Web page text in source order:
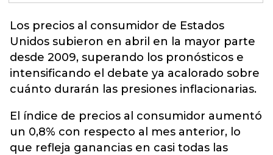
Los precios al consumidor de Estados
Unidos subieron en abril en la mayor parte
desde 2009, superando los pronósticos e
intensificando el debate ya acalorado sobre
cuánto durarán las presiones inflacionarias.
El índice de precios al consumidor aumentó
un 0,8% con respecto al mes anterior, lo
que refleja ganancias en casi todas las